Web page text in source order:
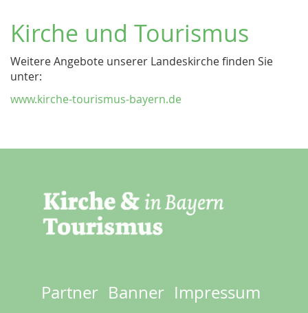
Kirche und Tourismus
Weitere Angebote unserer Landeskirche finden Sie
unter:
www.kirche-tourismus-bayern.de
Footer
Partner Banner Impressum